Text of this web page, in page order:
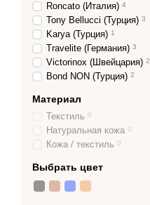
Roncato (Италия) 4
Tony Bellucci (Турция) 3
Karya (Турция) 1
Travelite (Германия) 3
Victorinox (Швейцария) 2
Bond NON (Турция) 2
Материал
Текстиль 0
Натуральная кожа 0
Кожа / текстиль 0
Выбрать цвет